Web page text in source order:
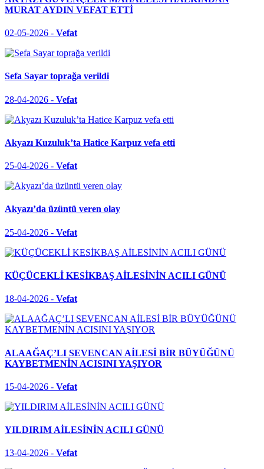
MURAT AYDIN VEFAT ETTİ
02-05-2026 - Vefat
Sefa Sayar toprağa verildi
28-04-2026 - Vefat
Akyazı Kuzuluk’ta Hatice Karpuz vefa etti
25-04-2026 - Vefat
Akyazı’da üzüntü veren olay
25-04-2026 - Vefat
KÜÇÜCEKLİ KESİKBAŞ AİLESİNİN ACILI GÜNÜ
18-04-2026 - Vefat
ALAAĞAÇ’LI SEVENCAN AİLESİ BİR BÜYÜĞÜNÜ
KAYBETMENİN ACISINI YAŞIYOR
15-04-2026 - Vefat
YILDIRIM AİLESİNİN ACILI GÜNÜ
13-04-2026 - Vefat